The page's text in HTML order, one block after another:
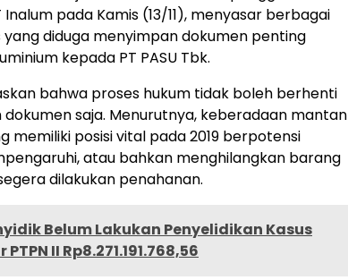
pada Kamis (13/11), menyasar berbagai
diduga menyimpan dokumen penting
kepada PT PASU Tbk.
bahwa proses hukum tidak boleh berhenti
saja. Menurutnya, keberadaan mantan
memiliki posisi vital pada 2019 berpotensi
atau bahkan menghilangkan barang
dilakukan penahanan.
Belum Lakukan Penyelidikan Kasus
II Rp8.271.191.768,56